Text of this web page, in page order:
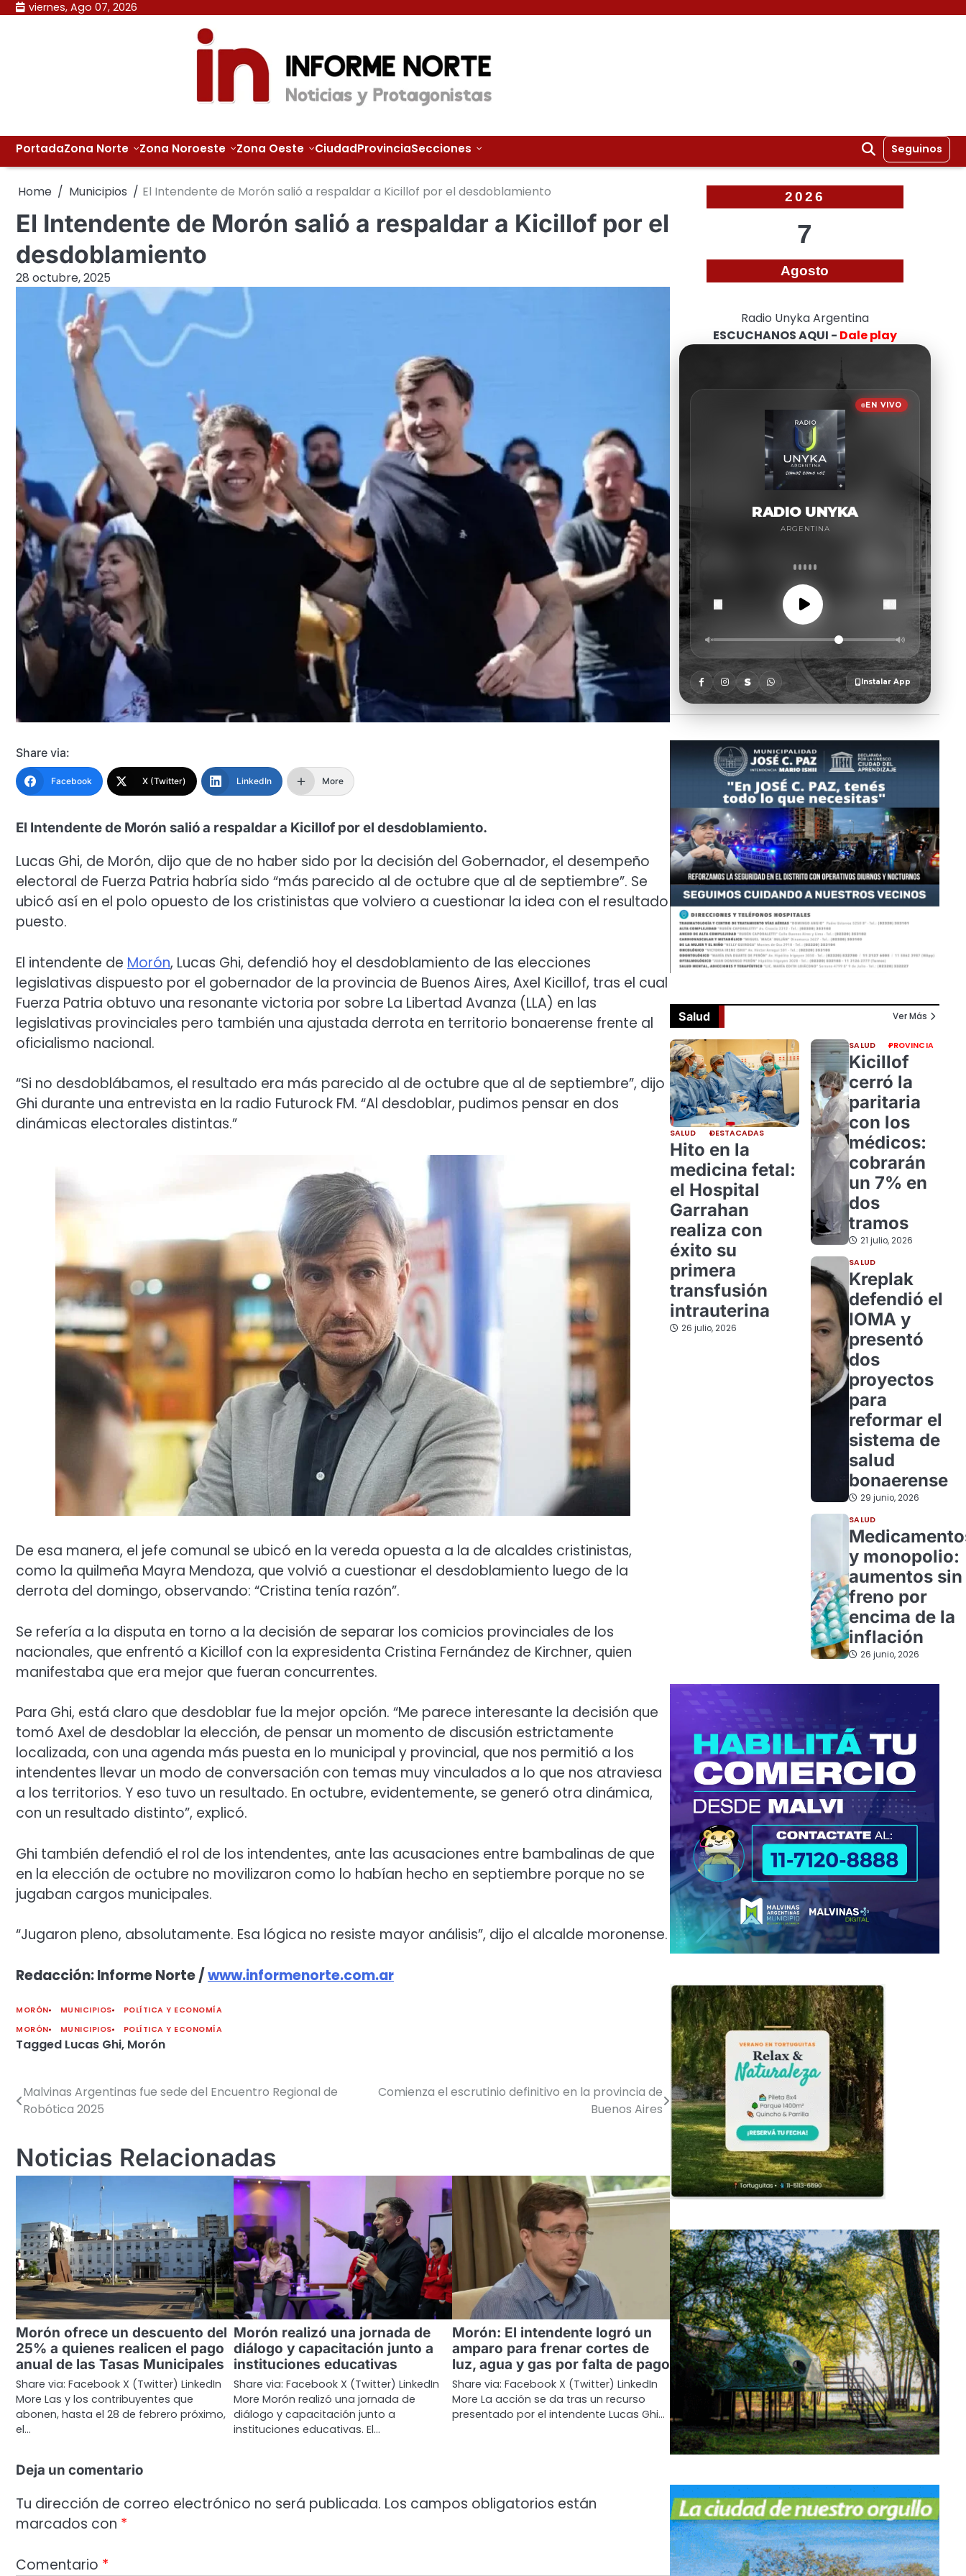
Skip viernes, Ago 07, 2026
PortadaZona Norte Zona Noroeste Zona Oeste CiudadProvinciaSecciones Seguinos
Home Municipios El Intendente de Morón salió a respaldar a Kicillof por el desdoblamiento
El Intendente de Morón salió a respaldar a Kicillof por el
desdoblamiento
28 octubre, 2025
Share via:
Facebook X (Twitter) LinkedIn More
El Intendente de Morón salió a respaldar a Kicillof por el desdoblamiento.
Lucas Ghi, de Morón, dijo que de no haber sido por la decisión del Gobernador, el desempeño
electoral de Fuerza Patria habría sido “más parecido al de octubre que al de septiembre”. Se
ubicó así en el polo opuesto de los cristinistas que volviero a cuestionar la idea con el resultado
puesto.
El intendente de Morón, Lucas Ghi, defendió hoy el desdoblamiento de las elecciones
legislativas dispuesto por el gobernador de la provincia de Buenos Aires, Axel Kicillof, tras el cual
Fuerza Patria obtuvo una resonante victoria por sobre La Libertad Avanza (LLA) en las
legislativas provinciales pero también una ajustada derrota en territorio bonaerense frente al
oficialismo nacional.
“Si no desdoblábamos, el resultado era más parecido al de octubre que al de septiembre”, dijo
Ghi durante una entrevista en la radio Futurock FM. “Al desdoblar, pudimos pensar en dos
dinámicas electorales distintas.”
De esa manera, el jefe comunal se ubicó en la vereda opuesta a la de alcaldes cristinistas,
como la quilmeña Mayra Mendoza, que volvió a cuestionar el desdoblamiento luego de la
derrota del domingo, observando: “Cristina tenía razón”.
Se refería a la disputa en torno a la decisión de separar los comicios provinciales de los
nacionales, que enfrentó a Kicillof con la expresidenta Cristina Fernández de Kirchner, quien
manifestaba que era mejor que fueran concurrentes.
Para Ghi, está claro que desdoblar fue la mejor opción. “Me parece interesante la decisión que
tomó Axel de desdoblar la elección, de pensar un momento de discusión estrictamente
localizada, con una agenda más puesta en lo municipal y provincial, que nos permitió a los
intendentes llevar un modo de conversación con temas muy vinculados a lo que nos atraviesa
a los territorios. Y eso tuvo un resultado. En octubre, evidentemente, se generó otra dinámica,
con un resultado distinto”, explicó.
Ghi también defendió el rol de los intendentes, ante las acusaciones entre bambalinas de que
en la elección de octubre no movilizaron como lo habían hecho en septiembre porque no se
jugaban cargos municipales.
“Jugaron pleno, absolutamente. Esa lógica no resiste mayor análisis”, dijo el alcalde moronense.
Redacción: Informe Norte /www.informenorte.com.ar
MORÓN MUNICIPIOS
POLÍTICA Y ECONOMÍA
MORÓN
MUNICIPIOS POLÍTICA Y ECONOMÍA
Tagged Lucas Ghi, Morón
Navegación
entradas
Malvinas Argentinas fue sede del Encuentro Regional de
Robótica 2025
Comienza el escrutinio definitivo en la provincia de
Buenos Aires
Noticias Relacionadas
Morón ofrece un descuento del
25% a quienes realicen el pago
anual de las Tasas Municipales
Share via: Facebook X (Twitter) LinkedIn
More Las y los contribuyentes que
abonen, hasta el 28 de febrero próximo,
el…
Morón realizó una jornada de
diálogo y capacitación junto a
instituciones educativas
Share via: Facebook X (Twitter) LinkedIn
More Morón realizó una jornada de
diálogo y capacitación junto a
instituciones educativas. El…
Morón: El intendente logró un
amparo para frenar cortes de
luz, agua y gas por falta de pago
Share via: Facebook X (Twitter) LinkedIn
More La acción se da tras un recurso
presentado por el intendente Lucas Ghi…
Deja un comentario
Tu dirección de correo electrónico no será publicada. Los campos obligatorios están
marcados con *
Comentario *
2026
7
Agosto
Radio Unyka Argentina
ESCUCHANOS AQUI - Dale play
Salud Ver Más
SALUD DESTACADAS
Hito en la
medicina fetal:
el Hospital
Garrahan
realiza con
éxito su
primera
transfusión
intrauterina
26 julio, 2026
SALUD PROVINCIA
Kicillof
cerró la
paritaria
con los
médicos:
cobrarán
un 7% en
dos
tramos
21 julio, 2026
SALUD
Kreplak
defendió el
IOMA y
presentó
dos
proyectos
para
reformar el
sistema de
salud
bonaerense
29 junio, 2026
SALUD
y monopolio:
aumentos sin
freno por
encima de la
inflación
26 junio, 2026